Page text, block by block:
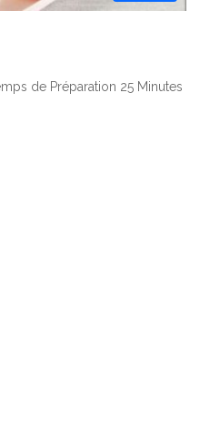
de Préparation 25 Minutes